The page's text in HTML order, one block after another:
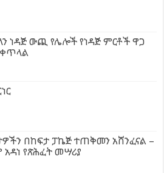
ነዳጅ ውጪ የሌሎች የነዳጅ ምርቶች ዋጋ
በከፍታ ፓኬጅ ተጠቅመን አሸንፈናል –
የጽሕፈት መሣሪያ